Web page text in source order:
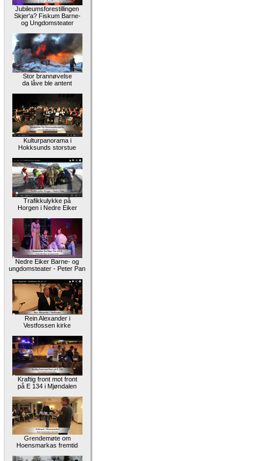
Jubileumsforestillingen
Skjer'a? Fiskum Barne-
og Ungdomsteater
Stor brannøvelse
da låve ble antent
Kulturpanorama i
Hokksunds storstue
Trafikkulykke på
Horgen i Nedre Eiker
Nedre Eiker Barne- og
ungdomsteater - Peter Pan
Rein Alexander i
Vestfossen kirke
Kraftig front mot front
på E 134 i Mjøndalen
Grendemøte om
Hoensmarkas fremtid